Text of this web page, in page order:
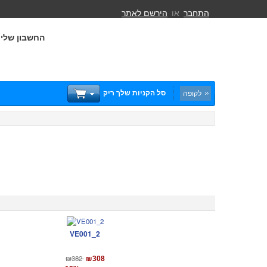
החשבון שלי
התחבר או הירשם לאתר
סל הקניות שלך ריק לקופה
VE001_2
₪382 ₪308